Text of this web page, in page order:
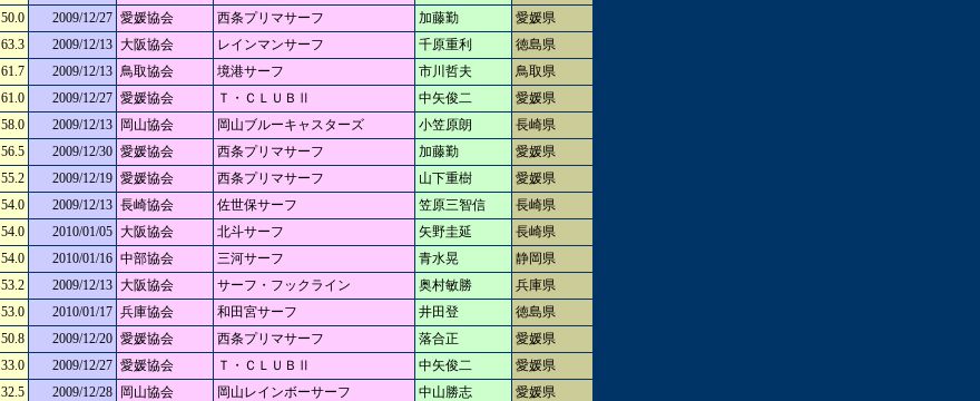
50.0 2009/12/27 愛媛協会 西条プリマサーフ 加藤勤
愛媛県
63.3 2009/12/13 大阪協会 レインマンサーフ 千原重利
徳島県
61.7 2009/12/13 鳥取協会 境港サーフ 市川哲夫
鳥取県
61.0 2009/12/27 愛媛協会 Ｔ・ＣＬＵＢⅡ 中矢俊二
愛媛県
58.0 2009/12/13 岡山協会 岡山ブルーキャスターズ 小笠原朗
長崎県
56.5 2009/12/30 愛媛協会 西条プリマサーフ 加藤勤
愛媛県
55.2 2009/12/19 愛媛協会 西条プリマサーフ 山下重樹
愛媛県
54.0 2009/12/13 長崎協会 佐世保サーフ 笠原三智信
長崎県
54.0 2010/01/05 大阪協会 北斗サーフ 矢野圭延
長崎県
54.0 2010/01/16 中部協会 三河サーフ 青水晃
静岡県
53.2 2009/12/13 大阪協会 サーフ・フックライン 奥村敏勝
兵庫県
53.0 2010/01/17 兵庫協会 和田宮サーフ 井田登
徳島県
50.8 2009/12/20 愛媛協会 西条プリマサーフ 落合正
愛媛県
33.0 2009/12/27 愛媛協会 Ｔ・ＣＬＵＢⅡ 中矢俊二
愛媛県
32.5 2009/12/28 岡山協会 岡山レインボーサーフ 中山勝志
愛媛県